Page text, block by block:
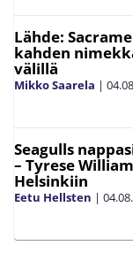
Lähde:
kahden
välillä
Mikko Saarela |
Seagulls
– Tyrese
Helsinkiin
Eetu Hellsten |